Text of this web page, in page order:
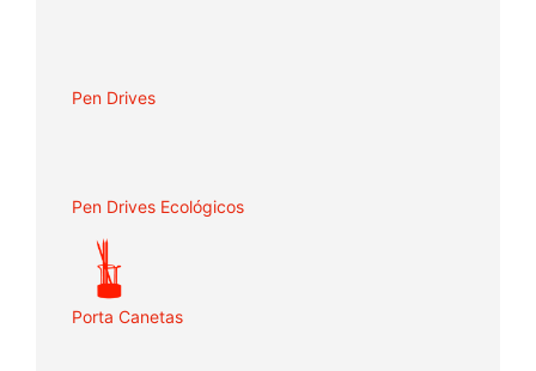
Pen Drives
Pen Drives Ecológicos
Porta Canetas